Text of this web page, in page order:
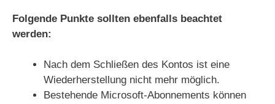
Folgende Punkte sollten ebenfalls beachtet
werden:
Nach dem Schließen des Kontos ist eine
Wiederherstellung nicht mehr möglich.
Bestehende Microsoft-Abonnements können